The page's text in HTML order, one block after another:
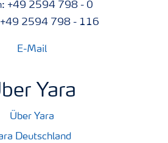
+49 2594 798 - 0
+49 2594 798 - 116
E-Mail
Yara
Über Yara
Deutschland